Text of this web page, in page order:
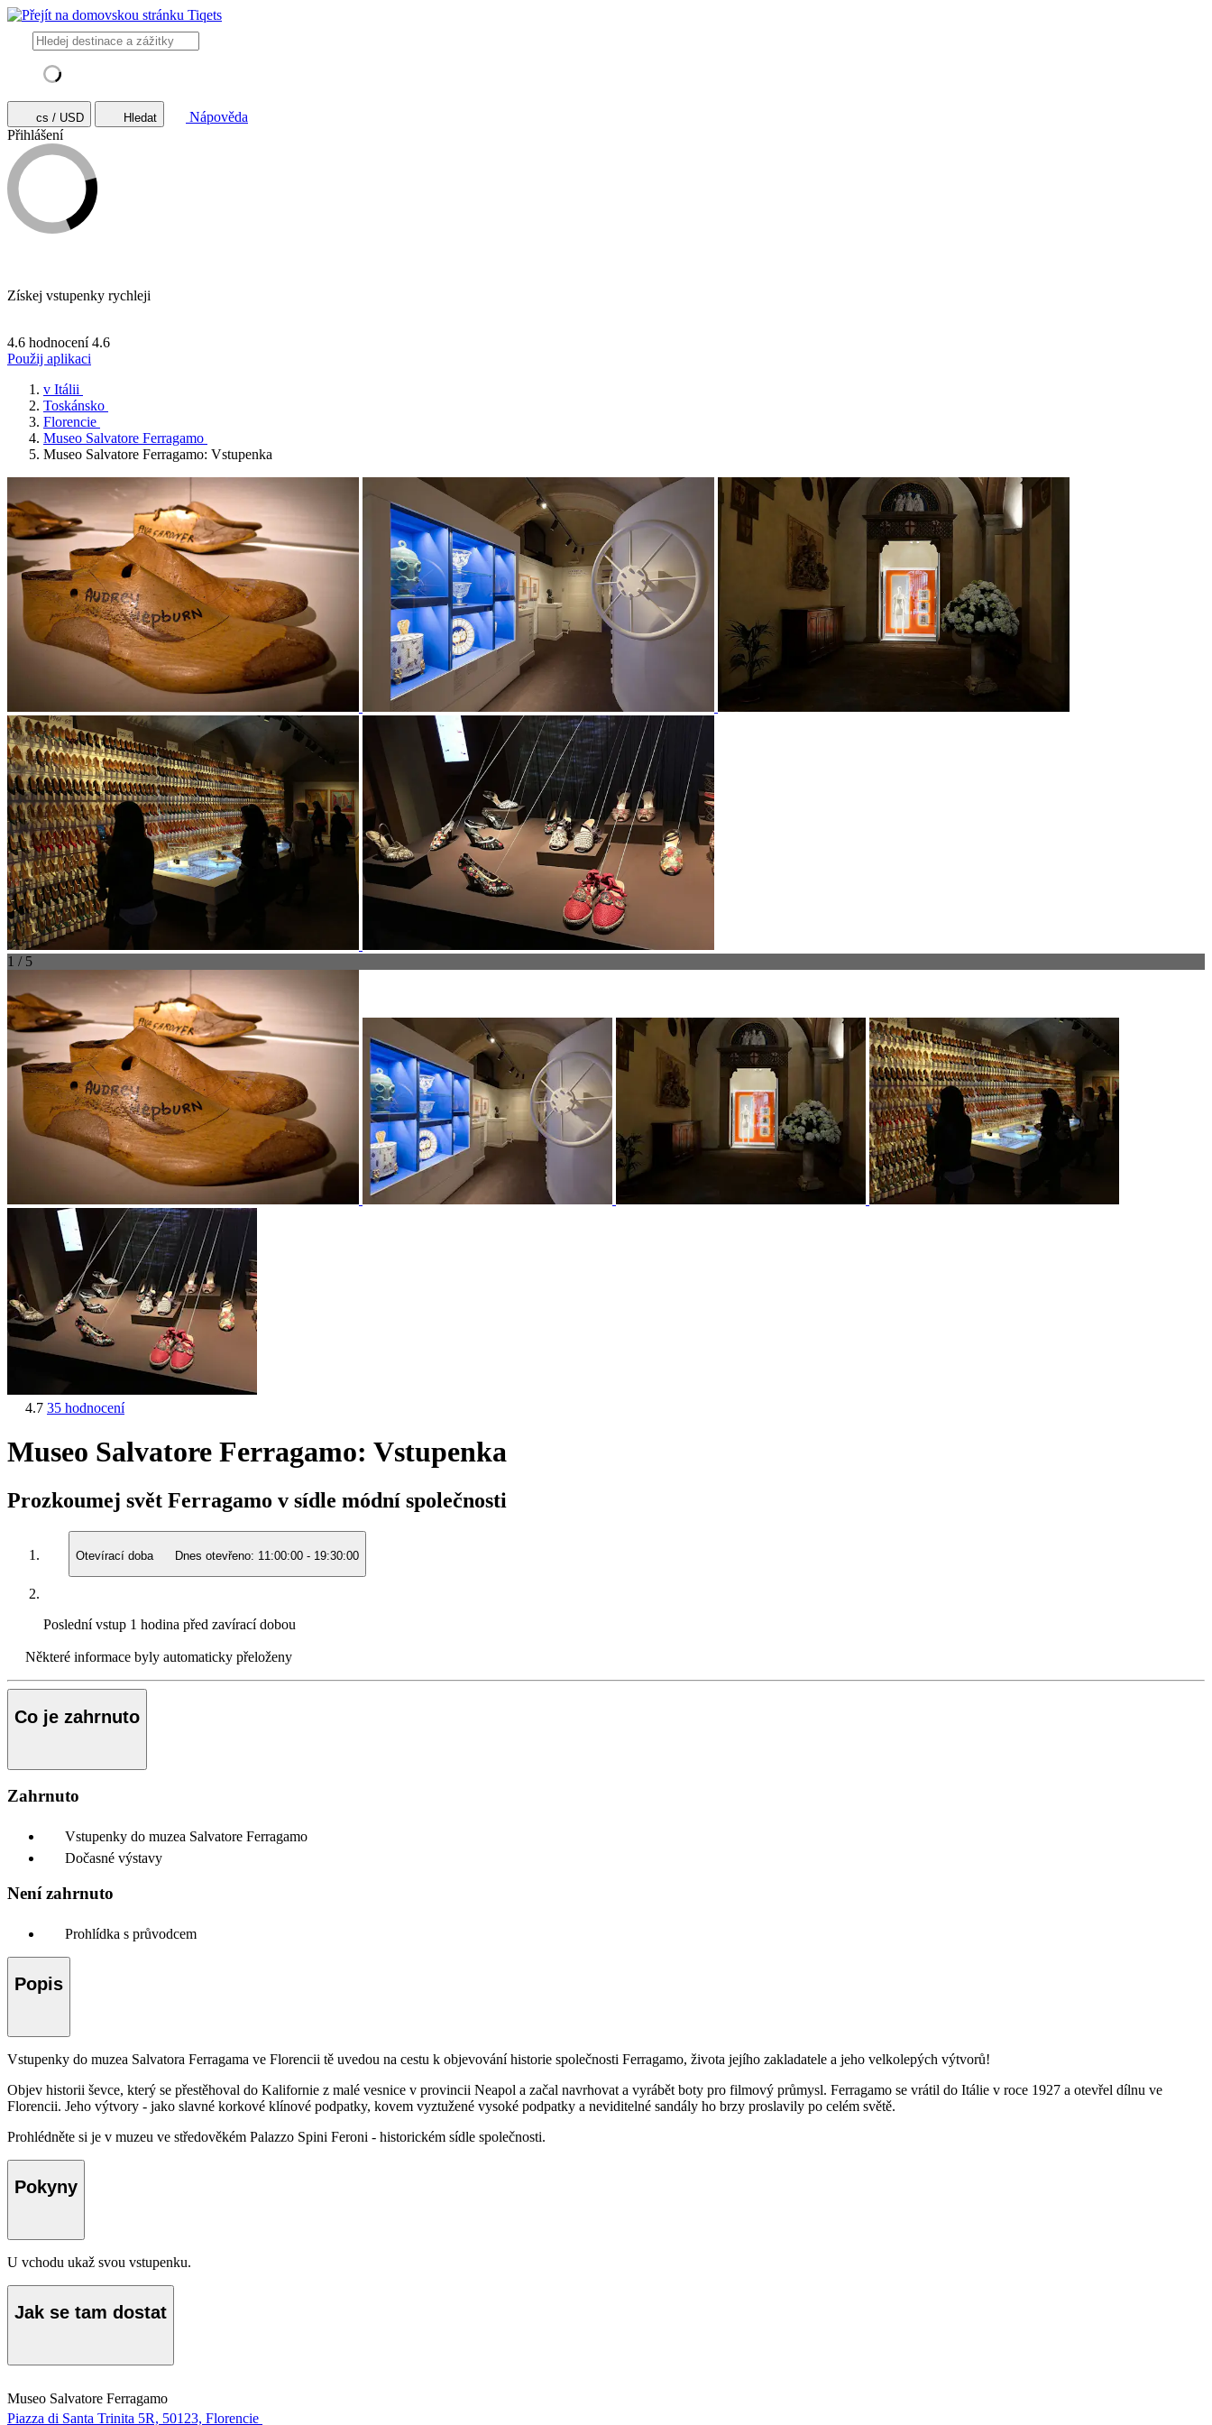
cs / USD Hledat
Nápověda
Přihlášení
Získej vstupenky rychleji
4.6 hodnocení 4.6
Použij aplikaci
v Itálii
Toskánsko
Florencie
Museo Salvatore Ferragamo
Museo Salvatore Ferragamo: Vstupenka
1 / 5
4.7 35 hodnocení
Museo Salvatore Ferragamo: Vstupenka
Prozkoumej svět Ferragamo v sídle módní společnosti
Otevírací doba Dnes otevřeno: 11:00:00 - 19:30:00
Poslední vstup 1 hodina před zavírací dobou
Některé informace byly automaticky přeloženy
Co je zahrnuto
Zahrnuto
Vstupenky do muzea Salvatore Ferragamo
Dočasné výstavy
Není zahrnuto
Prohlídka s průvodcem
Popis
Vstupenky do muzea Salvatora Ferragama ve Florencii tě uvedou na cestu k objevování historie společnosti Ferragamo, života jejího zakladatele a jeho velkolepých výtvorů!
Objev historii ševce, který se přestěhoval do Kalifornie z malé vesnice v provincii Neapol a začal navrhovat a vyrábět boty pro filmový průmysl. Ferragamo se vrátil do Itálie v roce 1927 a otevřel dílnu ve
Florencii. Jeho výtvory - jako slavné korkové klínové podpatky, kovem vyztužené vysoké podpatky a neviditelné sandály ho brzy proslavily po celém světě.
Prohlédněte si je v muzeu ve středověkém Palazzo Spini Feroni - historickém sídle společnosti.
Pokyny
U vchodu ukaž svou vstupenku.
Jak se tam dostat
Museo Salvatore Ferragamo
Piazza di Santa Trinita 5R, 50123, Florencie